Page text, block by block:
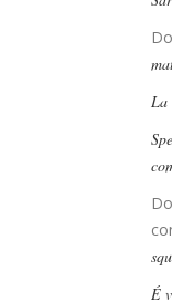
La
É